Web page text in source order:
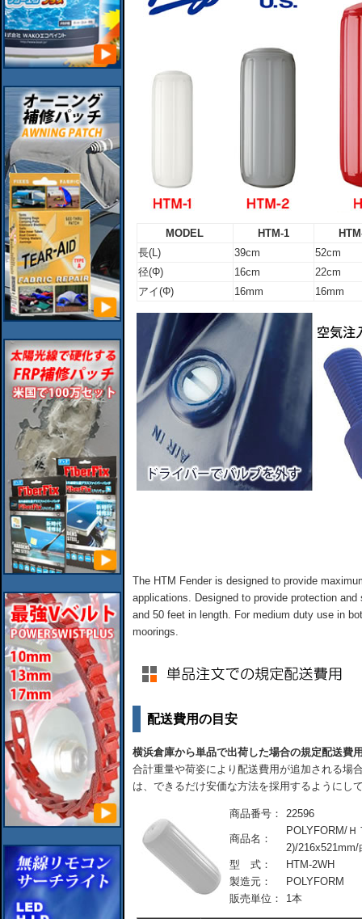
MODEL HTM-1
長(L)
39cm
52cm
径(Φ)
16cm
22cm
アイ(Φ)
16mm 16mm
The HTM Fender is designed to provide
applications. Designed to provide protection
and 50 feet in length. For medium duty use in
moorings.
配送費用の目安
横浜倉庫から単品で出荷した場合の規定配送費
合計重量や荷姿により配送費用が追加される場
は、できるだけ安価な方法を採用するようにし
商品番号： 22596
商品名：
POLYFORM/
2)/216x521mm/
型 式：
HTM-2WH
製造元：
POLYFORM
販売単位：
1本